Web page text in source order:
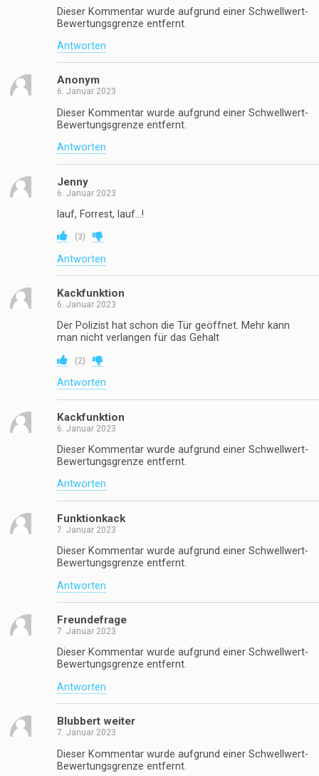
Dieser Kommentar wurde aufgrund einer Schwellwert-
Bewertungsgrenze entfernt.
Antworten
Anonym
6. Januar 2023
Dieser Kommentar wurde aufgrund einer Schwellwert-
Bewertungsgrenze entfernt.
Antworten
Jenny
6. Januar 2023
lauf, Forrest, lauf…!
(3)
Antworten
Kackfunktion
6. Januar 2023
Der Polizist hat schon die Tür geöffnet. Mehr kann
man nicht verlangen für das Gehalt
(2)
Antworten
Kackfunktion
6. Januar 2023
Dieser Kommentar wurde aufgrund einer Schwellwert-
Bewertungsgrenze entfernt.
Antworten
Funktionkack
7. Januar 2023
Dieser Kommentar wurde aufgrund einer Schwellwert-
Bewertungsgrenze entfernt.
Antworten
Freundefrage
7. Januar 2023
Dieser Kommentar wurde aufgrund einer Schwellwert-
Bewertungsgrenze entfernt.
Antworten
Blubbert weiter
7. Januar 2023
Dieser Kommentar wurde aufgrund einer Schwellwert-
Bewertungsgrenze entfernt.